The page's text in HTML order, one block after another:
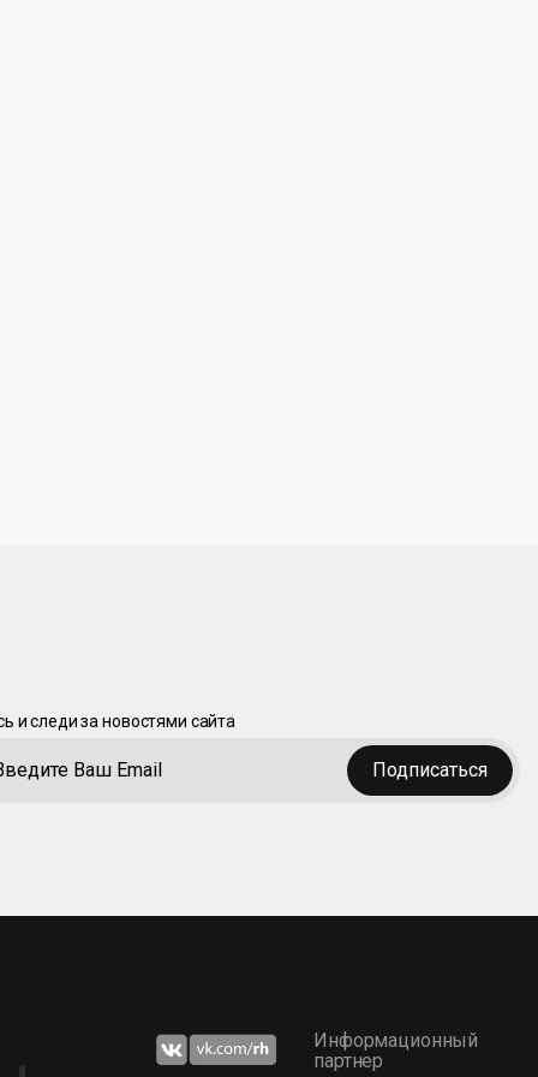
и следи за новостями сайта
Подписаться
Информационный
партнер